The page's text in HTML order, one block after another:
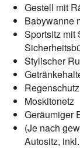
Gestell mit
Babywanne
Sportsitz mit
Stylischer
Regenschutz
Moskitonetz
Geräumiger
(Je nach
Autositz,